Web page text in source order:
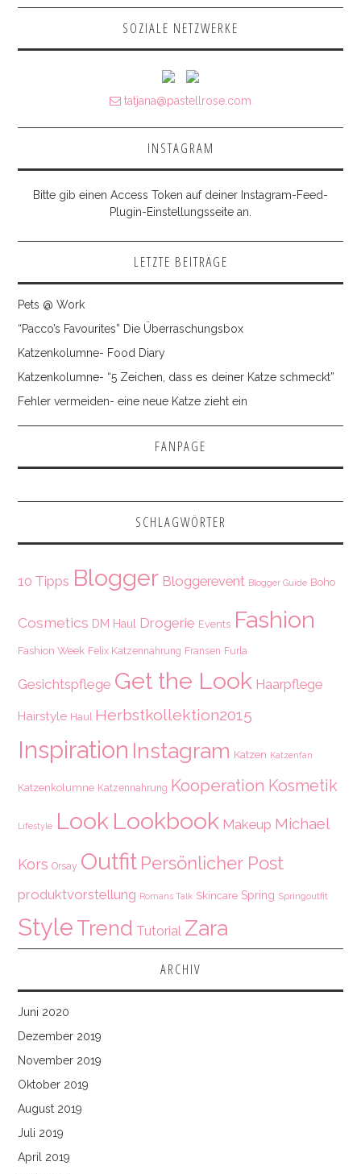
SOZIALE NETZWERKE
tatjana@pastellrose.com
INSTAGRAM
Bitte gib einen Access Token auf deiner Instagram-Feed-
Plugin-Einstellungsseite an.
LETZTE BEITRÄGE
Pets @ Work
“Pacco’s Favourites” Die Überraschungsbox
Katzenkolumne- Food Diary
Katzenkolumne- “5 Zeichen, dass es deiner Katze schmeckt”
Fehler vermeiden- eine neue Katze zieht ein
FANPAGE
SCHLAGWÖRTER
10 Tipps Blogger Bloggerevent Blogger Guide Boho
Cosmetics DM Haul Drogerie Events Fashion
Fashion Week Felix Katzennahrung Fransen Furla
Gesichtspflege Get the Look Haarpflege
Hairstyle Haul Herbstkollektion2015
Inspiration Instagram Katzen Katzenfan
Katzenkolumne Katzennahrung Kooperation Kosmetik
Lifestyle Look Lookbook Makeup Michael
Kors Orsay Outfit Persönlicher Post
produktvorstellung Romans Talk Skincare Spring Springoutfit
Style Trend Tutorial Zara
ARCHIV
Juni 2020
Dezember 2019
November 2019
Oktober 2019
August 2019
Juli 2019
April 2019